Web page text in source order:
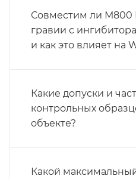
Совместим ли М800
гравии с
и как это влияет на
Какие допуски и
контрольных
объекте?
Какой